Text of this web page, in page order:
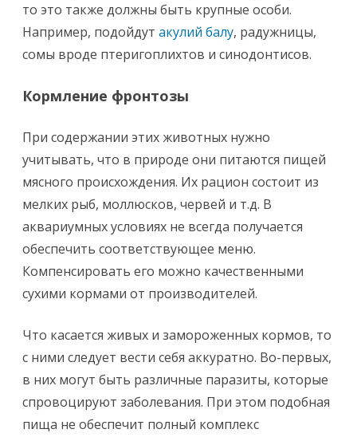
то это также должны быть крупные особи.
Например, подойдут акулий балу, радужницы,
сомы вроде птеригоплихтов и синодонтисов.
Кормление фронтозы
При содержании этих животных нужно
учитывать, что в природе они питаются пищей
мясного происхождения. Их рацион состоит из
мелких рыб, моллюсков, червей и т.д. В
аквариумных условиях не всегда получается
обеспечить соответствующее меню.
Компенсировать его можно качественными
сухими кормами от производителей.
Что касается живых и замороженных кормов, то
с ними следует вести себя аккуратно. Во-первых,
в них могут быть различные паразиты, которые
спровоцируют заболевания. При этом подобная
пища не обеспечит полный комплекс